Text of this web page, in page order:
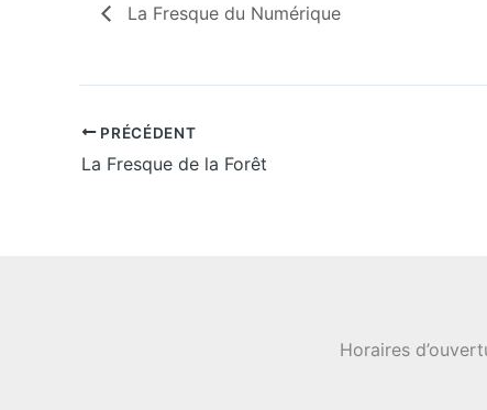
La Fresque du Numérique
PRÉCÉDENT
La Fresque de la Forêt
Horaires